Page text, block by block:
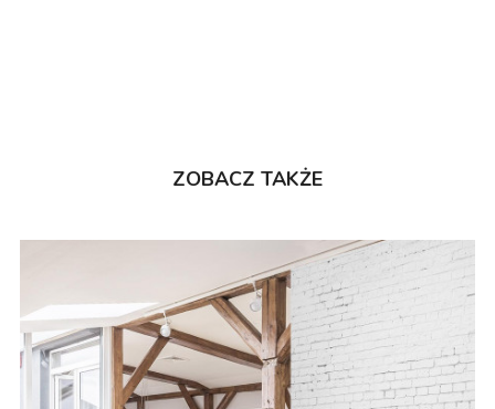
ZOBACZ TAKŻE